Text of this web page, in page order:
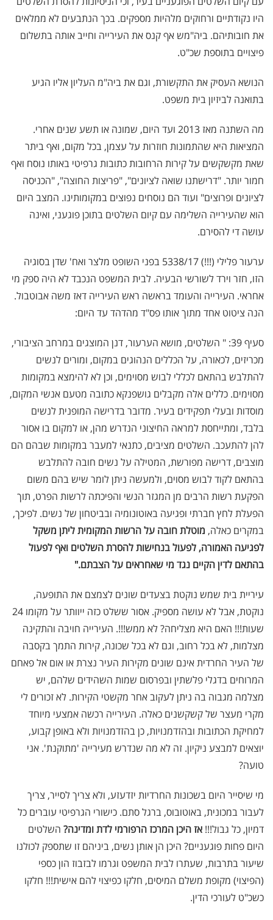
היו נקודתיים ורחוקים מלהיות מספקים. בכך הנתבעים לא ממלאים
את חובותיהם. ביה"מש אף קנס את העירייה וחייב אותה בתשלום
פיצויים בתוספת שכ"ט.
הנושא העסיק את התקשורת, וגם את ביה"מ העליון אליו הגיע
בתואנה לביזיון בית משפט.
מה השתנה מאז 2013 ועד היום, שמונה או תשע שנים אחרי.
המציאות היא שהתמונות חוזרות על עצמן, בכל מקום, ואף ביתר
שאת מקשקשים על קירות הרחובות כתובות גרפיטי באותו נוסח ואף
חמור יותר. "דרישתנו שואה לציונים", "פריצות החוצה", "הכניסה
לציונים ופרוצים" ועוד הם נוסחים נפוצים במקומותינו. המצב היום
הוא שהעירייה השלימה עם קיום השלטים בתוכן פוגעני, ואינה
עושה די להסירם.
ערעור פלילי (!!!) 5338/17 בפני השופט מלצר ואח' שדן בסוגיה
הזו, חזר וירד לשורשי הבעיה. לבית המשפט הנכבד לא היה ספק מי
אחראי. העירייה והעומד בראשה ראש העירייה דאז משה אבוטבול.
הנה ציטוט אחד מתוך אותו פס"ד מהדהד עד היום:
סעיף 39: " השלטים, מושא הערעור, דנן המוצגים במרחב הציבורי,
מכריזים, לכאורה, על הכללים הנהוגים במקום, ומורים לנשים
להתלבש בהתאם לכללי לבוש מסוימים, וכן לא להימצא במקומות
מסוימים. כללים אלה מקבלים גושפנקא כתובה מטעם אנשי המקום,
מוסדות ובעלי תפקידים בעיר. מדובר בדרישה המופנית לנשים
בלבד, ומתייחסת למראה החיצוני הנדרש מהן, או למקום בו אסור
להן להתעכב. השלטים מציבים, כתנאי למעבר במקומות שבהם הם
מוצבים, דרישה מפורשת, המטילה על נשים חובה להתלבש
בהתאם לקוד לבוש מסוים, ולמעשה ניתן לומר שיש בהם משום
הפקעת רשות הרבים מן המגזר הנשי והפיכתה לרשות הפרט, תוך
הפעלת לחץ חברתי ופגיעה באוטונומיה ובביטחון של נשים. לפיכך,
במקרים כאלה, מוטלת חובה עלהרשות המקומית ליתן משקל
לפגיעה האמורה, לפעול בנחישות להסרת השלטים ואףלפעול
בהתאם לדין הקיים נגד מי שאחראים על הצבתם".
עיריית בית שמש נוקטת בצעדים שונים לצמצם את התופעה,
נוקטת, אבל לא עושה מספיק. אסור ששלט כזה ייוותר על מקומו 24
שעות!!! האם היא מצליחה? לא ממש!!!. העירייה חויבה והתקינה
מצלמות, לא בכל רחוב, וגם לא בכל שכונה, קירות התמך בקסבה
של העיר החרדית אינם שונים מקירות העיר נצרת או אום אל פאחם
המרוחים בדגלי פלשתין ובפרסום שמות השהידים שלהם, יש
מצלמה מגבוה בה ניתן לעקוב אחר מקשטי הקירות. לא זכורים לי
מקרי מעצר של קשקשנים כאלה. העירייה רכשה אמצעי מיוחד
למחיקת הכתובות ובהזדמנויות, כן בהזדמנויות ולא באופן קבוע,
יוצאים למבצע ניקיון. זה לא מה שנדרש מעירייה 'מתוקנת'. אני
טועה?
מי שיסייר היום בשכונות החרדיות יזדעזע, ולא צריך לסייר, צריך
לעבור במכונית, באוטובוס, ברגל סתם. כישורי הגרפיטי עוברים כל
דמיון, כל גבול!!! אז היכן המרכז הרפורמי לדת ומדינה? השלטים
היום פחות פוגעניים? היכן הן אותן נשים, ביניהם זו שתספק לכולנו
שיעור בתרבות, שעתרו לבית המשפט וגרמו לבזבוז הון כספי
(הפיצוי) מקופת משלם המיסים, חלקו כפיצוי להם אישית!!! חלקו
כשכ"ט לעורכי הדין.